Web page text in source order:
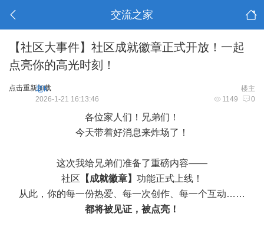
交流之家
【社区大事件】社区成就徽章正式开放！一起
点亮你的高光时刻！
点击重新加载 楼主
老k
1149 0
2026-1-21 16:13:46
各位家人们！兄弟们！
今天带着好消息来炸场了！
这次我给兄弟们准备了重磅内容——
社区 【成就徽章】 功能正式上线！
从此，你的每一份热爱、每一次创作、每一个互动……
都将被见证，被点亮！